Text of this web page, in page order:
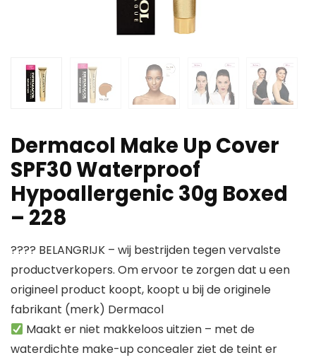
Dermacol Make Up Cover
SPF30 Waterproof
Hypoallergenic 30g Boxed
– 228
???? BELANGRIJK – wij bestrijden tegen vervalste
productverkopers. Om ervoor te zorgen dat u een
origineel product koopt, koopt u bij de originele
fabrikant (merk) Dermacol
Maakt er niet makkeloos uitzien – met de
waterdichte make-up concealer ziet de teint er